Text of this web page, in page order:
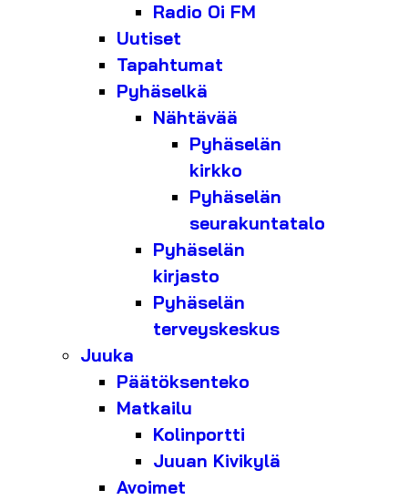
Radio Oi FM
Uutiset
Tapahtumat
Pyhäselkä
Nähtävää
Pyhäselän
kirkko
Pyhäselän
seurakuntatalo
Pyhäselän
kirjasto
Pyhäselän
terveyskeskus
Juuka
Päätöksenteko
Matkailu
Kolinportti
Juuan Kivikylä
Avoimet